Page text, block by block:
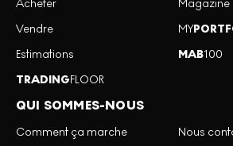
Acheter
Vendre
Estimations
TRADINGFLOOR
Magazine
MY
MAB100
QUI SOMMES-NOUS
Comment ça marche
Nous